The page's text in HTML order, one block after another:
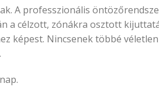
A professzionális
a célzott, zónákra osztott
képest. Nincsenek többé